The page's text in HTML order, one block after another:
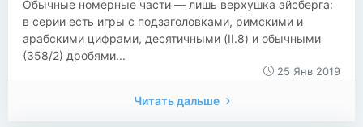
Обычные номерные части — лишь верхушка айсберга:
в серии есть игры с подзаголовками, римскими и
арабскими цифрами, десятичными (II.8) и обычными
(358/2) дробями...
25 Янв 2019
Читать дальше